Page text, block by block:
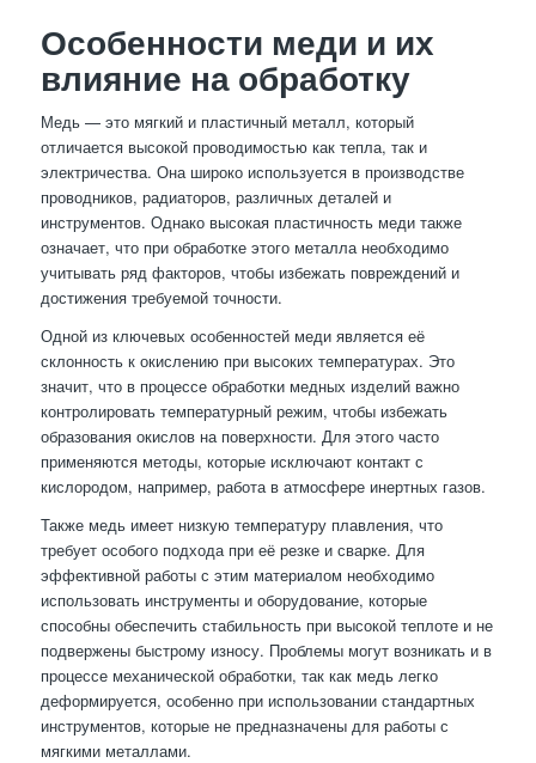
Особенности меди и их
влияние на обработку
Медь — это мягкий и пластичный металл, который
отличается высокой проводимостью как тепла, так и
электричества. Она широко используется в производстве
проводников, радиаторов, различных деталей и
инструментов. Однако высокая пластичность меди также
означает, что при обработке этого металла необходимо
учитывать ряд факторов, чтобы избежать повреждений и
достижения требуемой точности.
Одной из ключевых особенностей меди является её
склонность к окислению при высоких температурах. Это
значит, что в процессе обработки медных изделий важно
контролировать температурный режим, чтобы избежать
образования окислов на поверхности. Для этого часто
применяются методы, которые исключают контакт с
кислородом, например, работа в атмосфере инертных газов.
Также медь имеет низкую температуру плавления, что
требует особого подхода при её резке и сварке. Для
эффективной работы с этим материалом необходимо
использовать инструменты и оборудование, которые
способны обеспечить стабильность при высокой теплоте и не
подвержены быстрому износу. Проблемы могут возникать и в
процессе механической обработки, так как медь легко
деформируется, особенно при использовании стандартных
инструментов, которые не предназначены для работы с
мягкими металлами.